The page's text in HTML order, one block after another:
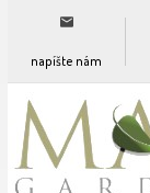
napíšte nám